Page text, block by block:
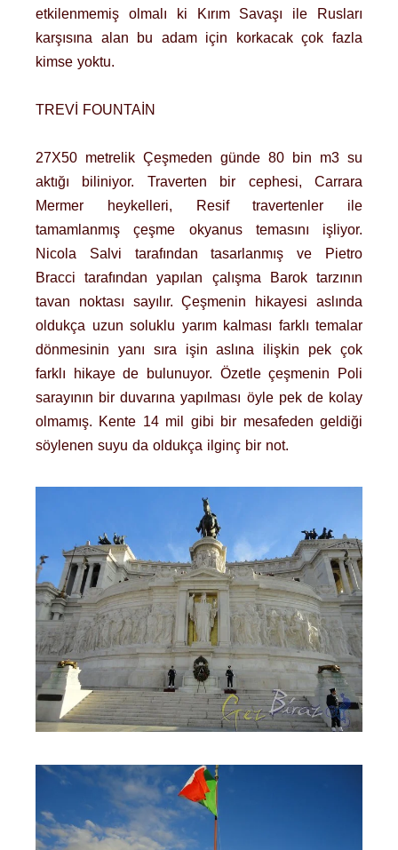
etkilenmemiş olmalı ki Kırım Savaşı ile Rusları
karşısına alan bu adam için korkacak çok fazla
kimse yoktu.
TREVİ FOUNTAİN
27X50 metrelik Çeşmeden günde 80 bin m3 su
aktığı biliniyor. Traverten bir cephesi, Carrara
Mermer heykelleri, Resif travertenler ile
tamamlanmış çeşme okyanus temasını işliyor.
Nicola Salvi tarafından tasarlanmış ve Pietro
Bracci tarafından yapılan çalışma Barok tarzının
tavan noktası sayılır. Çeşmenin hikayesi aslında
oldukça uzun soluklu yarım kalması farklı temalar
dönmesinin yanı sıra işin aslına ilişkin pek çok
farklı hikaye de bulunuyor. Özetle çeşmenin Poli
sarayının bir duvarına yapılması öyle pek de kolay
olmamış. Kente 14 mil gibi bir mesafeden geldiği
söylenen suyu da oldukça ilginç bir not.